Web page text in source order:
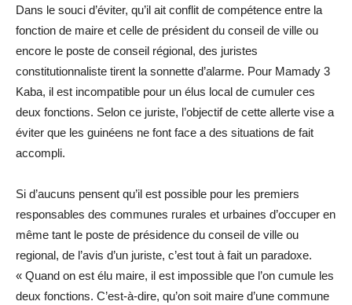
Dans le souci d’éviter, qu’il ait conflit de compétence entre la
fonction de maire et celle de président du conseil de ville ou
encore le poste de conseil régional, des juristes
constitutionnaliste tirent la sonnette d’alarme. Pour Mamady 3
Kaba, il est incompatible pour un élus local de cumuler ces
deux fonctions. Selon ce juriste, l’objectif de cette allerte vise a
éviter que les guinéens ne font face a des situations de fait
accompli.
Si d’aucuns pensent qu’il est possible pour les premiers
responsables des communes rurales et urbaines d’occuper en
même tant le poste de présidence du conseil de ville ou
regional, de l’avis d’un juriste, c’est tout à fait un paradoxe.
« Quand on est élu maire, il est impossible que l’on cumule les
deux fonctions. C’est-à-dire, qu’on soit maire d’une commune